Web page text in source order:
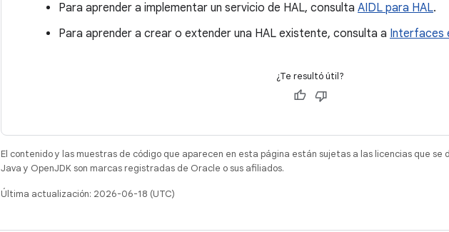
Para aprender a implementar un servicio de HAL, consulta AIDL para HAL.
Para aprender a crear o extender una HAL existente, consulta a Interfaces
¿Te resultó útil?
El contenido y las muestras de código que aparecen en esta página están sujetas a las licencias que se
Java y OpenJDK son marcas registradas de Oracle o sus afiliados.
Última actualización: 2026-06-18 (UTC)